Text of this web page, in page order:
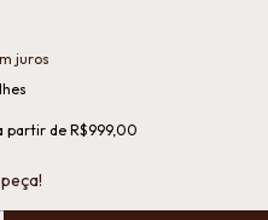
juros
partir de R$999,00